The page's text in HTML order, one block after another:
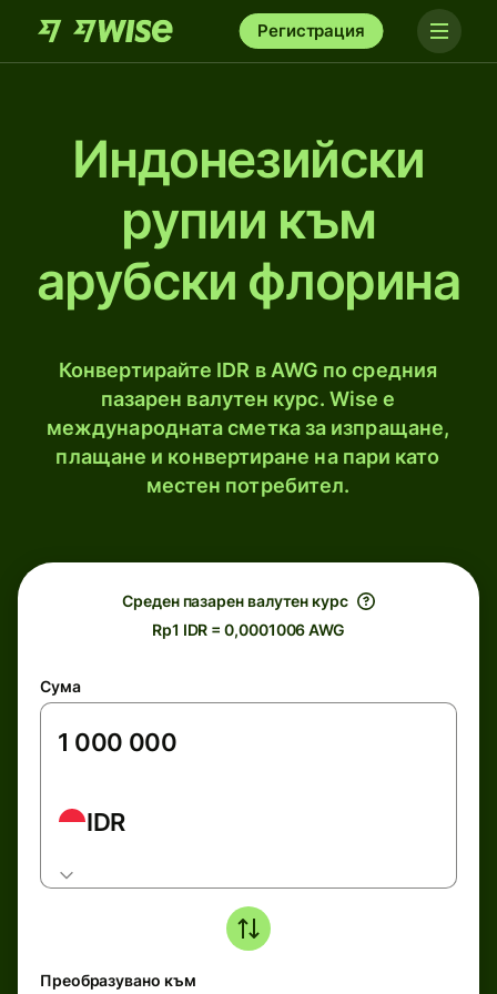
Регистрация
Индонезийски
рупии към
арубски флорина
Конвертирайте IDR в AWG по средния
пазарен валутен курс. Wise е
международната сметка за изпращане,
плащане и конвертиране на пари като
местен потребител.
Среден пазарен валутен курс
Rp1 IDR = 0,0001006 AWG
Сума
IDR
Преобразувано към